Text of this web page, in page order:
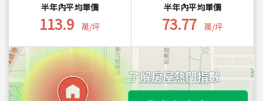
半年內平均單價
113.9 萬/坪
半年內平均單價
73.77 萬/坪